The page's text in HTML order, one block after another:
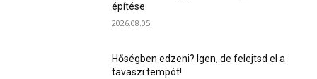
építése
2026.08.05.
Hőségben edzeni? Igen, de felejtsd el a
tavaszi tempót!